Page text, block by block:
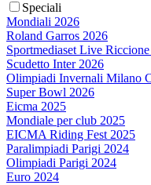
Speciali
Mondiali 2026
Roland Garros 2026
Sportmediaset Live
Scudetto Inter 2026
Olimpiadi Invernali Milano
Super Bowl 2026
Eicma 2025
Mondiale per club 2025
EICMA Riding Fest 2025
Paralimpiadi Parigi 2024
Olimpiadi Parigi 2024
Euro 2024